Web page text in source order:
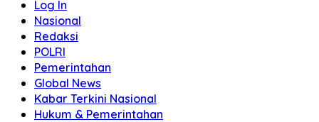
Log In
Nasional
Redaksi
POLRI
Pemerintahan
Global News
Kabar Terkini Nasional
Hukum & Pemerintahan